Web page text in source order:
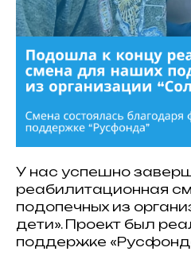
У нас успешно
реабилитационная
подопечных из
дети». Проект был
поддержке